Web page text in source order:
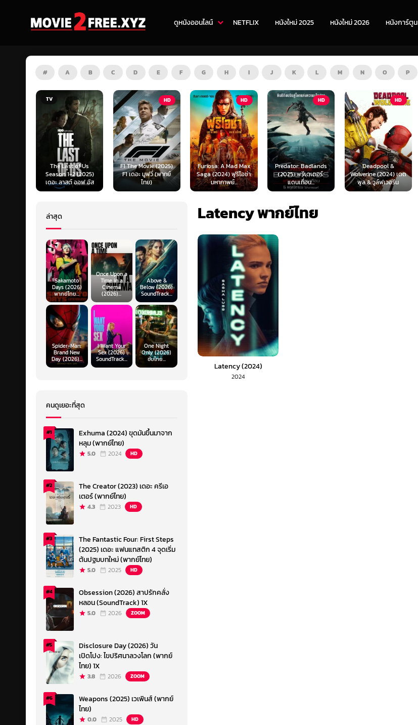
ดูหนังออนไลน์ NETFLIX หนังใหม่ 2025 หนังใหม่ 2026 หนังการ์ตูน
# A B C D E F G H I J K L M N O P
HD
F1 The Movie (2025)
F1 เดอะ มูฟวี่ (พากย์
ไทย)
HD
Furiosa: A Mad Max
Saga (2024) ฟูริโอซ่า:
มหากาพย์...
HD
Predator: Badlands
(2025) พรีเดเตอร์:
แดนเถื่อน...
HD
Deadpool &
Wolverine (2024) เดด
พูล & วูล์ฟเวอรีน
ZOOM
Hungry (2026) พากย์
ไทย 1X
Latency พากย์ไทย
Latency (2024)
2024
ล่าสุด
Sakamoto
Days (2026)
พากย์ไทย...
Once Upon a
Time in a
Cinema
(2026)...
Above &
Below (2026)
SoundTrack...
Spider-Man:
Brand New
Day (2026)...
I Want Your
Sex (2026)
SoundTrack...
One Night
Only (2026)
ซับไทย...
คนดูเยอะที่สุด
#1
Exhuma (2024) ขุดมันขึ้นมาจาก
หลุม (พากย์ไทย)
5.0 2024 HD
#2
The Creator (2023) เดอะ ครีเอ
เตอร์ (พากย์ไทย)
4.3 2023 HD
#3
The Fantastic Four: First Steps
(2025) เดอะ แฟนแทสติก 4 จุดเริ่ม
ต้นปฐมบทใหม่ (พากย์ไทย)
5.0 2025 HD
#4
Obsession (2026) สาปรักคลั่ง
หลอน (SoundTrack) 1X
5.0 2026 ZOOM
#5
Disclosure Day (2026) วัน
เปิดโปง: ไขปริศนาลวงโลก (พากย์
ไทย) 1X
3.8 2026 ZOOM
#6
Weapons (2025) เวเพินส์ (พากย์
ไทย)
0.0 2025 HD